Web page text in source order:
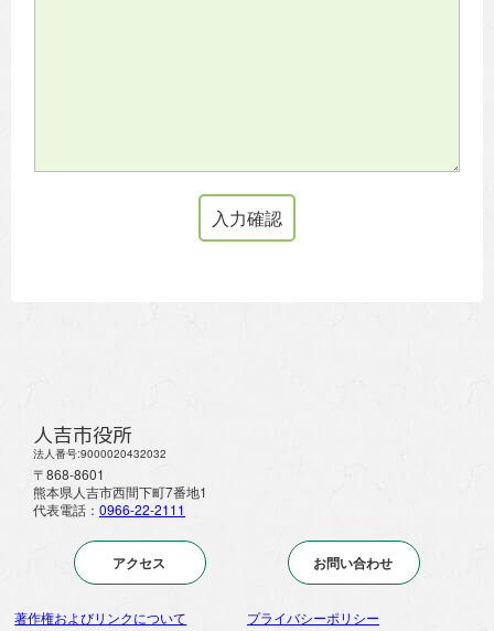
人吉市役所
法人番号:9000020432032
〒868-8601
熊本県人吉市西間下町7番地1
代表電話： 0966-22-2111
アクセス お問い合わせ
著作権およびリンクについて
プライバシーポリシー